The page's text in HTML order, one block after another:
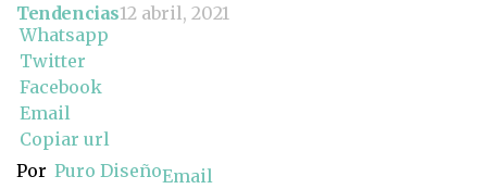
Tendencias12 abril, 2021
Whatsapp
Twitter
Facebook
Email
Copiar url
Por Puro DiseñoEmail